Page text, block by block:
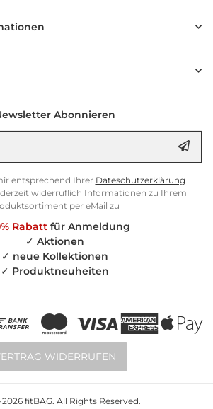
Abonnieren
entsprechend Ihrer Dateschutzerklärung
widerruflich Informationen zu Ihrem
per eMail zu
Rabattfür Anmeldung
✓ Aktionen
✓ neue Kollektionen
✓ Produktneuheiten
WIDERRUFEN
fitBAG. All Rights Reserved.